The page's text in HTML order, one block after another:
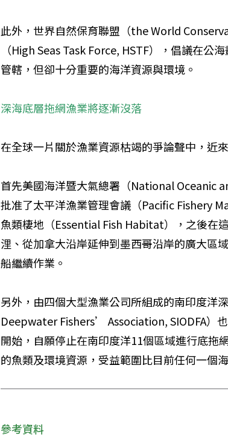
此外，世界自然保育聯盟（the World
（High Seas Task Force, HSTF），倡議在公
管轄，但卻十分重要的海洋資源與環境。
深海底層拖網漁業將逐漸沒落
在全球一片關於漁業資源枯竭的爭論聲中，近
首先美國海洋暨大氣總署（National Oceanic
批准了太平洋漁業管理會議（Pacific Fishery
魚類棲地（Essential Fish Habitat），之後在
浬、從加拿大沿岸延伸到墨西哥沿岸的廣大區
船繼續作業。
另外，由四個大型漁業公司所組成的南印度洋
Deepwater Fishers’ Association, SIODFA）
開始，自願停止在南印度洋11個區域進行底拖
的魚類及環境資源，受益範圍比目前任何一個
參考資料